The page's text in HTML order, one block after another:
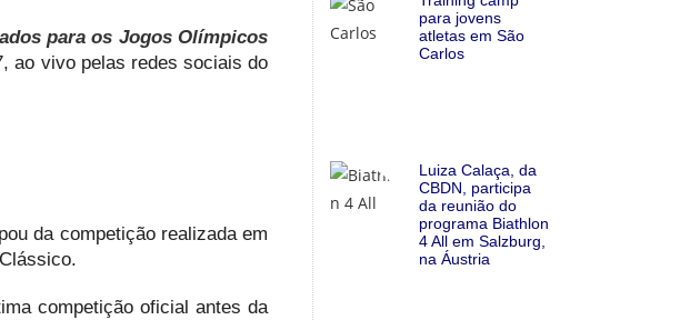
para os Jogos Olímpicos
ao vivo pelas redes sociais do
da competição realizada em
competição oficial antes da
para jovens
atletas em São
Carlos
Luiza Calaça, da
CBDN, participa
da reunião do
programa Biathlon
4 All em Salzburg,
na Áustria